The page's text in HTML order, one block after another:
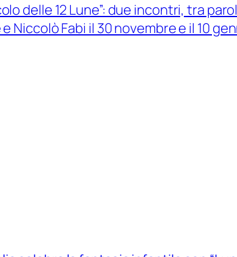
delle 12 Lune”: due incontri, tra
Niccolò Fabi il 30 novembre e il 10